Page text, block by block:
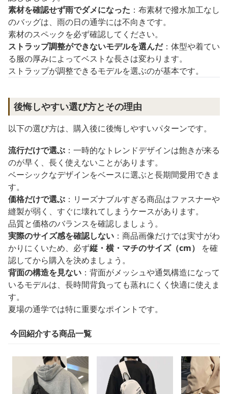
素材を確認せず雨でダメになった ：布素材で撥水加工なし
のバッグは、雨の日の通学には不向きです。
素材のスペックを必ず確認してください。
ストラップ調整ができないモデルを選んだ：体型や着てい
る服の厚みによってベストな長さは変わります。
ストラップが調整できるモデルを選ぶのが基本です。
後悔しやすい選び方とその理由
以下の選び方は、購入後に後悔しやすいパターンです。
流行だけで選ぶ ：一時的なトレンドデザインは飽きが来る
のが早く、長く使えないことがあります。
ベーシックなデザインをベースに選ぶと長期間愛用できま
す。
価格だけで選ぶ ：リーズナブルすぎる商品はファスナーや
縫製が弱く、すぐに壊れてしまうケースがあります。
品質と価格のバランスを確認しましょう。
実際のサイズ感を確認しない ：商品画像だけでは実寸がわ
かりにくいため、必ず縦・横・マチのサイズ（cm）
を確
認してから購入を決めましょう。
背面の構造を見ない ：背面がメッシュや通気構造になって
いるモデルは、長時間背負っても蒸れにくく快適に使えま
す。
夏場の通学では特に重要なポイントです。
今回紹介する商品一覧